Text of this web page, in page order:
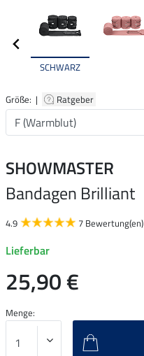
SCHWARZ
Größe: | Ratgeber
SHOWMASTER
Bandagen Brilliant
4.9 7 Bewertung(en)
Lieferbar
25,90 €
Menge: